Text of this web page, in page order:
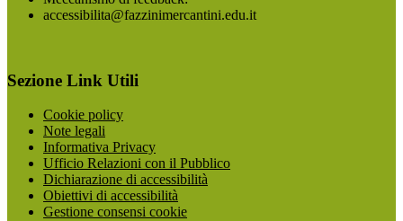
accessibilita@fazzinimercantini.edu.it
Sezione Link Utili
Cookie policy
Note legali
Informativa Privacy
Ufficio Relazioni con il Pubblico
Dichiarazione di accessibilità
Obiettivi di accessibilità
Gestione consensi cookie